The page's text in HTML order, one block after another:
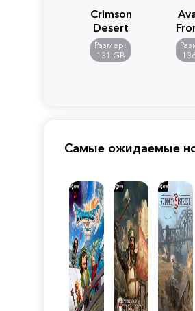
Crimson
Desert
Размер:
131 GB
Самые ожидаемые